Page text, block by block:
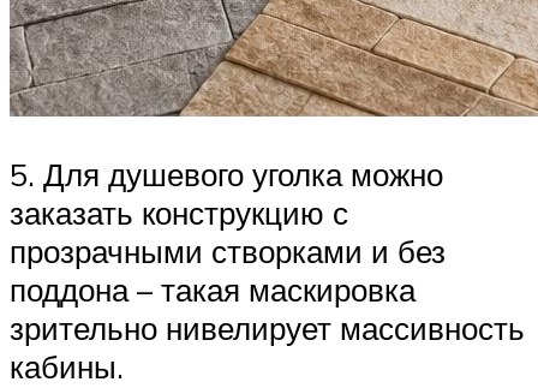
5. Для душевого уголка можно
заказать конструкцию с
прозрачными створками и без
поддона – такая маскировка
зрительно нивелирует массивность
кабины.